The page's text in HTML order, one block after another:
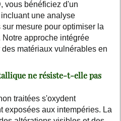
vous bénéficiez d'un
une analyse
mesure pour optimiser la
approche intégrée
matériaux vulnérables en
ne résiste-t-elle pas
traitées s'oxydent
exposées aux intempéries. La